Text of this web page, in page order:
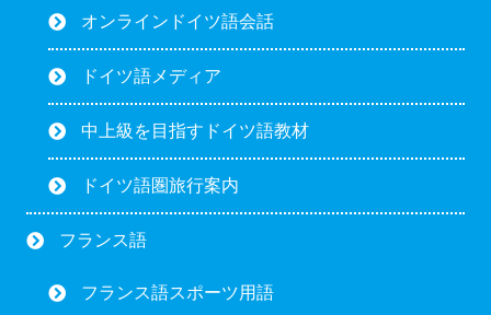
オンラインドイツ語会話
ドイツ語メディア
中上級を目指すドイツ語教材
ドイツ語圏旅行案内
フランス語
フランス語スポーツ用語